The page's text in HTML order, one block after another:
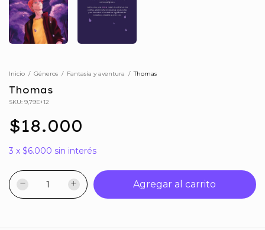
Inicio / Géneros / Fantasía y aventura / Thomas
Thomas
SKU: 9,79E+12
$18.000
3 x $6.000 sin interés